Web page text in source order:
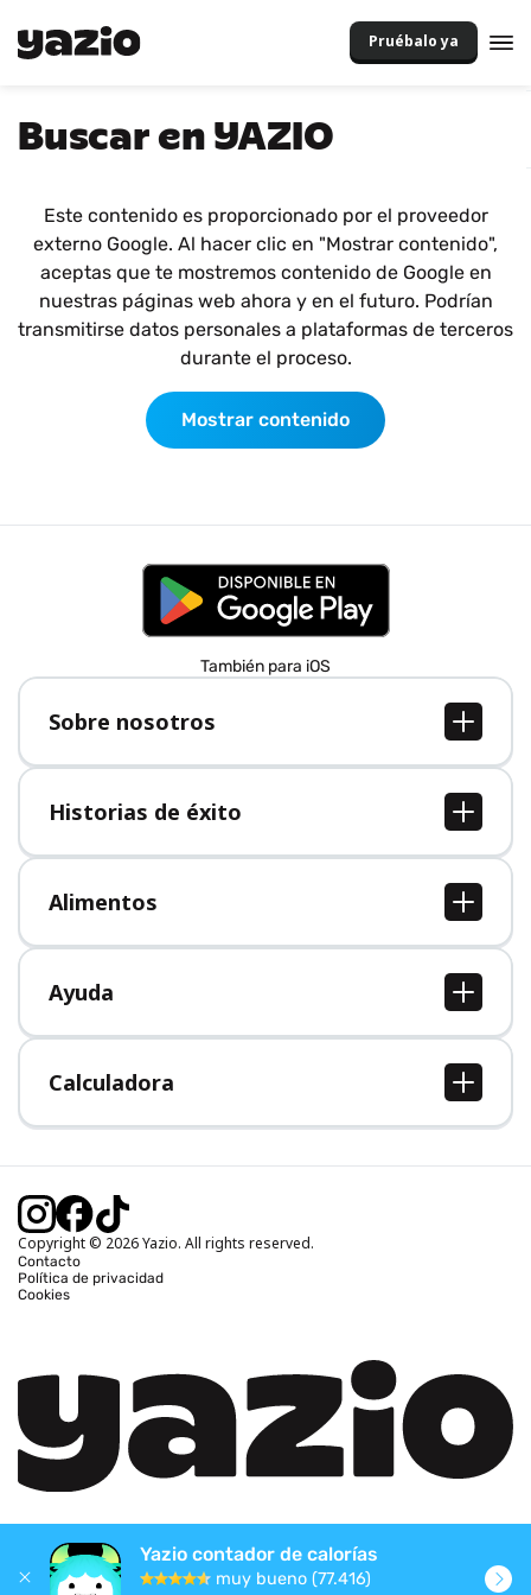
Pruébalo ya
Buscar en YAZIO
Este contenido es proporcionado por el proveedor
externo Google. Al hacer clic en "Mostrar contenido",
aceptas que te mostremos contenido de Google en
nuestras páginas web ahora y en el futuro. Podrían
transmitirse datos personales a plataformas de terceros
durante el proceso.
Mostrar contenido
También para iOS
Sobre nosotros
Sobre nosotros
Empleo
Prensa
Historias de éxito
Todas las historias de éxito
Alimentos
Todos los alimentos
Ayuda
Centro de ayuda
Calculadora
Calcular IMC
Calcular peso ideal
Calcular calorías quemadas
Copyright © 2026 Yazio. All rights reserved.
Contacto
Política de privacidad
Cookies
Yazio contador de calorías
muy bueno (77.416)